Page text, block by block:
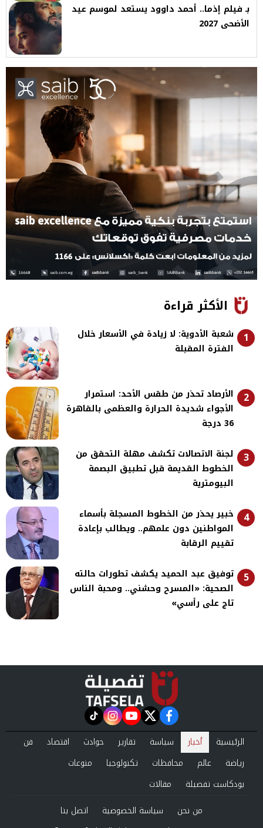
بـ فيلم إذما.. أحمد داوود يستعد لموسم عيد
الأضحى 2027
الأكثر قراءة
1
شعبة الأدوية: لا زيادة في الأسعار خلال
الفترة المقبلة
2
الأرصاد تحذر من طقس الأحد: استمرار
الأجواء شديدة الحرارة والعظمى بالقاهرة
36 درجة
3
لجنة الاتصالات تكشف مهلة التحقق من
الخطوط القديمة قبل تطبيق البصمة
البيومترية
4
خبير يحذر من الخطوط المسجلة بأسماء
المواطنين دون علمهم.. ويطالب بإعادة
تقييم الرقابة
5
توفيق عبد الحميد يكشف تطورات حالته
الصحية: «المسرح وحشني.. ومحبة الناس
تاج على رأسي»
facebook
twitter
youtube
instagram
tiktok
الرئيسية أخبار سياسة تقارير حوادث اقتصاد
فن
رياضة
عالم محافظات تكنولوجيا
منوعات
بودكاست تفصيلة
مقالات
من نحن
سياسة الخصوصية اتصل بنا